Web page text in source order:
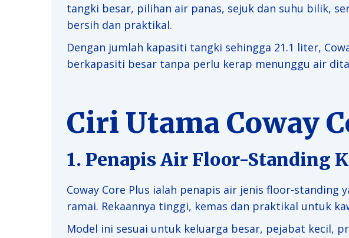
tangki besar, pilihan air panas, sejuk dan suhu bilik,
bersih dan praktikal.
Dengan jumlah kapasiti tangki sehingga 21.1 liter,
berkapasiti besar tanpa perlu kerap menunggu air
Ciri Utama Coway
1. Penapis Air Floor-Standing
Coway Core Plus ialah penapis air jenis floor-
ramai. Rekaannya tinggi, kemas dan praktikal untuk
Model ini sesuai untuk keluarga besar, pejabat kecil,